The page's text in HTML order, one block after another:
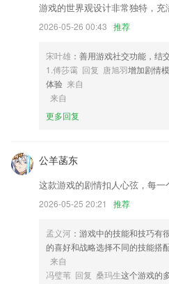
2,涵盖所以热门小说站点资源，你想看
3,各种优质的信息都可以掌握，可以得
4,你要向小娃娃倾诉你的焦虑，让娃
5,含有在线制定自己的学习计划,养成
学习计划管理
6,每日去练习打卡，精选题库试题，备
1.成员可以结交好友，发布动态交流，
2.所有的专业知识都有详细的分析和
3.在线可以购买教材的缩略图，个人的
5.『50分钟1对1名师在线陪练体验课免
6.课程系统2265兼具了专业与趣味，
游戏的世界观设计非常独特，充
2026-05-26 00:43 推荐
宋叶雄 ：善用游戏社交功能，结
1.傅莎霭 回复 唐旭羽增加剧情
体验 来自
来自
更多回复
公羊菡东
这款游戏的剧情扣人心弦，每一
2026-05-25 20:21 推荐
孟义河 ：游戏中的技能和技巧有
的喜好和战略选择不同的技能搭
来自
冯璧苇 回复 桑玛生这个游戏的